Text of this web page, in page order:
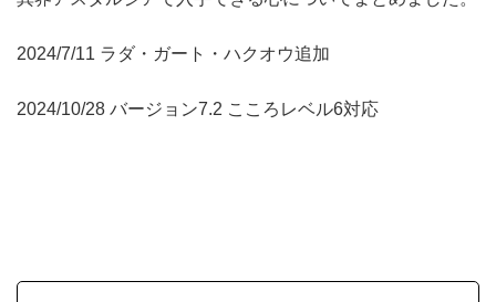
2024/7/11 ラダ・ガート・ハクオウ追加
2024/10/28 バージョン7.2 こころレベル6対応